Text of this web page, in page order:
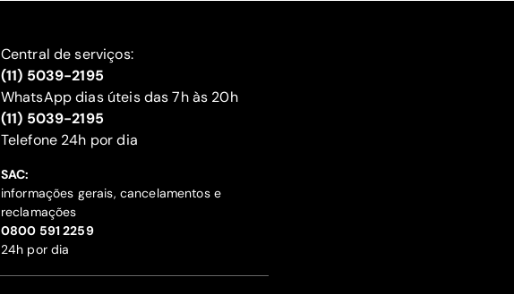
Central de serviços:
(11) 5039-2195
WhatsApp dias úteis das 7h às 20h
(11) 5039-2195
‍Telefone 24h por dia
SAC:
informações gerais, cancelamentos e
reclamações
‍0800 591 2259
24h por dia